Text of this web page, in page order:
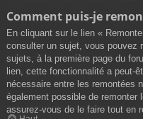
Comment puis-je
En cliquant sur le lien «
consulter un sujet, vous pouvez
sujets, à la première page du
lien, cette fonctionnalité a peut-
nécessaire entre les remontées
également possible de remonter
assurez-vous de le faire tout en